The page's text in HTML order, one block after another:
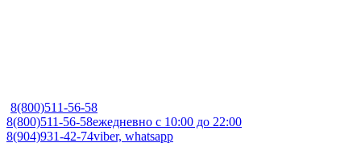
8(800)511-56-58
8(800)511-56-58ежедневно с 10:00 до 22:00
8(904)931-42-74viber, whatsapp